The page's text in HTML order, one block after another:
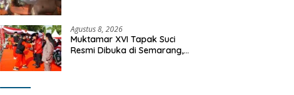
Agustus 8, 2026
Muktamar XVI Tapak Suci
Resmi Dibuka di Semarang,